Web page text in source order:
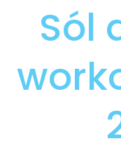
Sól